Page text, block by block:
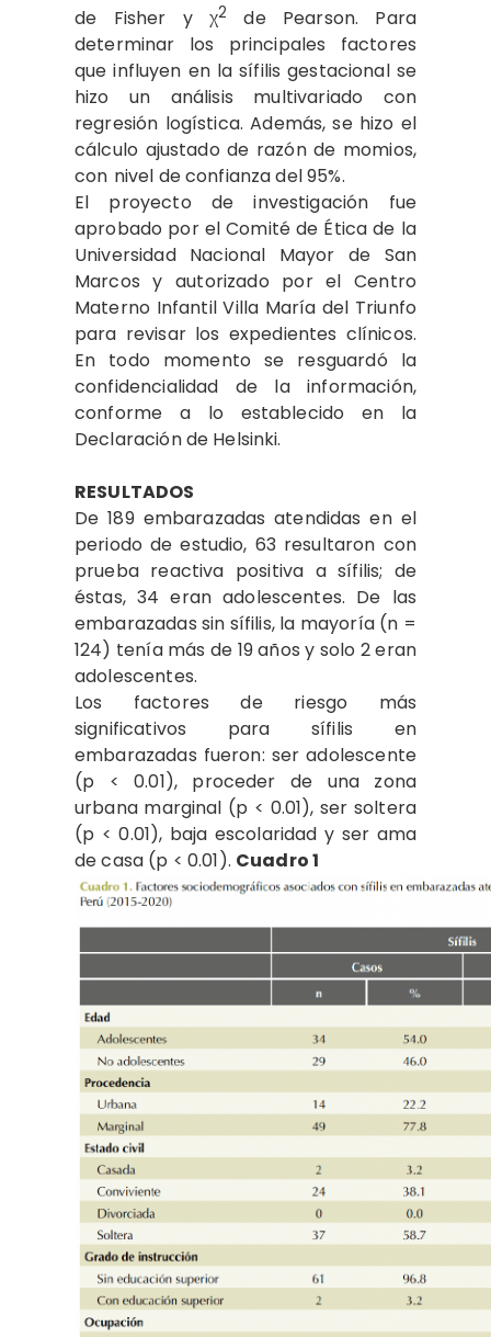
de Fisher y χ2
de Pearson. Para
determinar los principales factores
que influyen en la sífilis gestacional se
hizo un análisis multivariado con
regresión logística. Además, se hizo el
cálculo ajustado de razón de momios,
con nivel de confianza del 95%.
El proyecto de investigación fue
aprobado por el Comité de Ética de la
Universidad Nacional Mayor de San
Marcos y autorizado por el Centro
Materno Infantil Villa María del Triunfo
para revisar los expedientes clínicos.
En todo momento se resguardó la
confidencialidad de la información,
conforme a lo establecido en la
Declaración de Helsinki.
RESULTADOS
De 189 embarazadas atendidas en el
periodo de estudio, 63 resultaron con
prueba reactiva positiva a sífilis; de
éstas, 34 eran adolescentes. De las
embarazadas sin sífilis, la mayoría (n =
124) tenía más de 19 años y solo 2 eran
adolescentes.
Los factores de riesgo más
significativos para sífilis en
embarazadas fueron: ser adolescente
(p < 0.01), proceder de una zona
urbana marginal (p < 0.01), ser soltera
(p < 0.01), baja escolaridad y ser ama
de casa (p < 0.01). Cuadro 1